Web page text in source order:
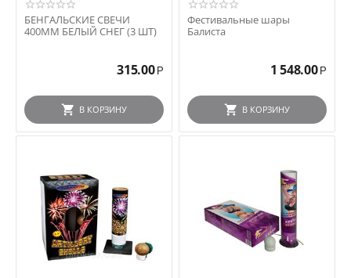
БЕНГАЛЬСКИЕ СВЕЧИ
400ММ БЕЛЫЙ СНЕГ (3 ШТ)
315.00 Р
В КОРЗИНУ
Фестивальные шары
Балиста
1 548.00 Р
В КОРЗИНУ